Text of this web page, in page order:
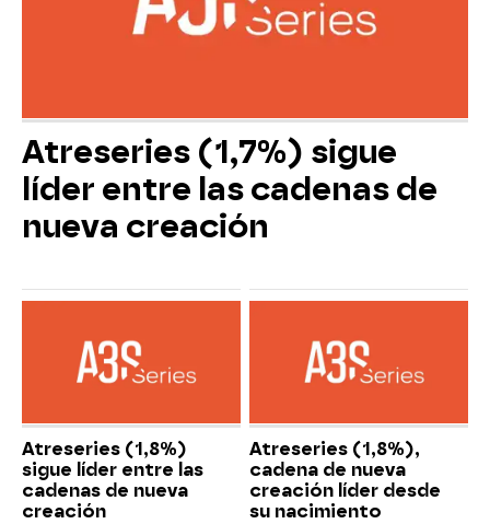
Atreseries (1,7%) sigue
líder entre las cadenas de
nueva creación
Atreseries (1,8%)
sigue líder entre las
cadenas de nueva
creación
Atreseries (1,8%),
cadena de nueva
creación líder desde
su nacimiento